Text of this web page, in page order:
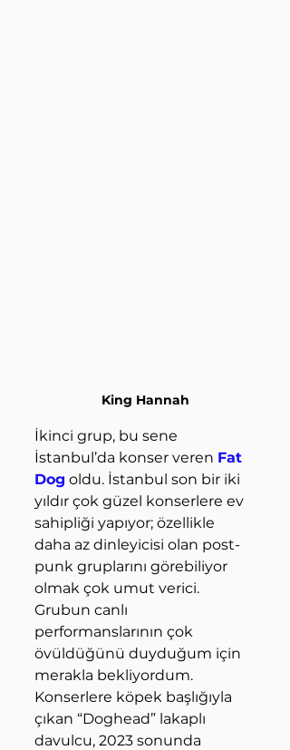
King Hannah
İkinci grup, bu sene
İstanbul’da konser veren Fat
Dog oldu. İstanbul son bir iki
yıldır çok güzel konserlere ev
sahipliği yapıyor; özellikle
daha az dinleyicisi olan post-
punk gruplarını görebiliyor
olmak çok umut verici.
Grubun canlı
performanslarının çok
övüldüğünü duyduğum için
merakla bekliyordum.
Konserlere köpek başlığıyla
çıkan “Doghead” lakaplı
davulcu, 2023 sonunda